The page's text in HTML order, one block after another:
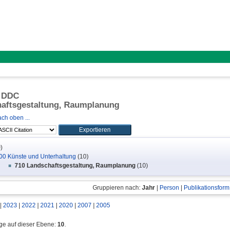
Raumplanung
oben ...
Künste und Unterhaltung (10)
710 Landschaftsgestaltung, Raumplanung (10)
Gruppieren nach: Jahr Person Publikationsform
2023 2022 2021 2020 2007 2005
auf dieser Ebene: 10.